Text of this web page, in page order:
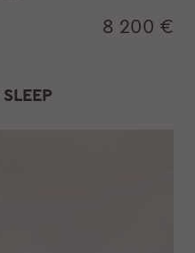
8 200 €